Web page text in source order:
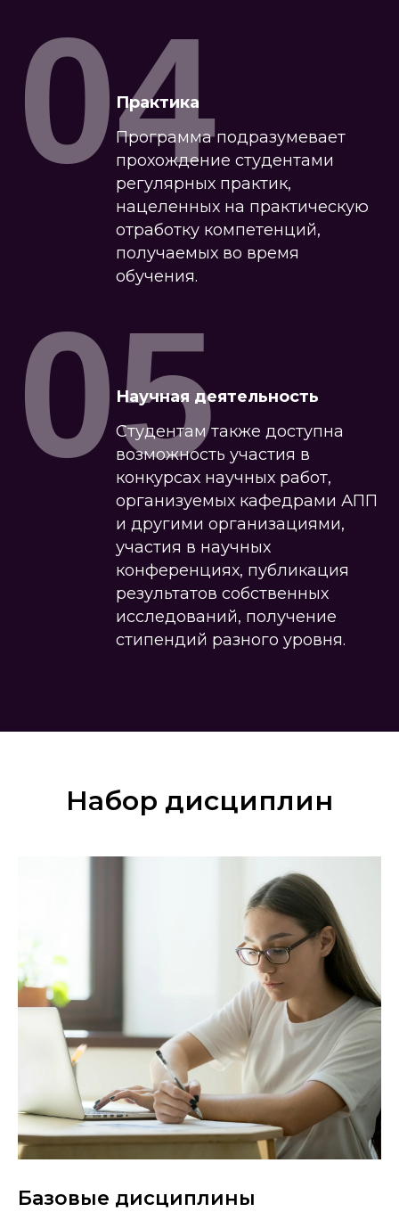
Практика
Программа подразумевает
прохождение студентами
регулярных практик,
нацеленных на практическую
отработку компетенций,
получаемых во время
обучения.
04
Научная деятельность
Студентам также доступна
возможность участия в
конкурсах научных работ,
организуемых кафедрами АПП
и другими организациями,
участия в научных
конференциях, публикация
результатов собственных
исследований, получение
стипендий разного уровня.
05
Набор дисциплин
Базовые дисциплины